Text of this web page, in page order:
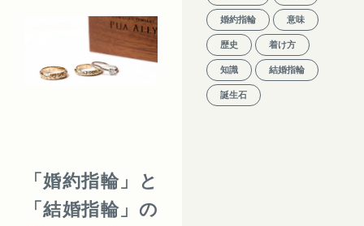
「婚約指輪」と
「結婚指輪」の
婚約指輪 意味
歴史 着け方
知識 結婚指輪
誕生石